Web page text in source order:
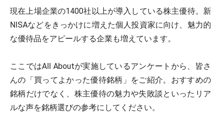
現在上場企業の1400社以上が導入している株主優待。新
NISAなどをきっかけに増えた個人投資家に向け、魅力的
な優待品をアピールする企業も増えています。
ここではAll Aboutが実施しているアンケートから、皆さ
んの「買ってよかった優待銘柄」をご紹介。おすすめの
銘柄だけでなく、株主優待の魅力や失敗談といったリア
ルな声を銘柄選びの参考にしてください。